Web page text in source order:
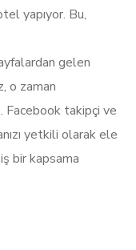
yapıyor. Bu,
gelen
o zaman
Facebook takipçi ve
yetkili olarak ele
bir kapsama